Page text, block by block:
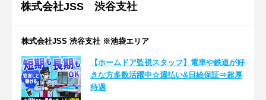
株式会社JSS 渋谷支社
株式会社JSS 渋谷支社 ※池袋エリア
【ホームドア監視スタッフ】電車や鉄道が好
きな方多数活躍中☆週払い&日給保証⇒超厚
待遇